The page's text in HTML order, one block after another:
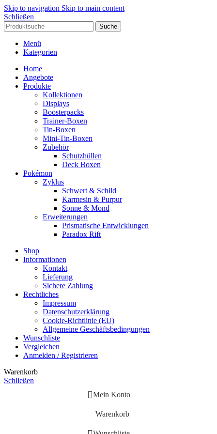
Skip to navigation Skip to main content
Schließen
Suche
Menü
Kategorien
Home
Angebote
Produkte
Kollektionen
Displays
Boosterpacks
Trainer-Boxen
Tin-Boxen
Mini-Tin-Boxen
Zubehör
Schutzhüllen
Deck Boxen
Pokémon
Zyklus
Schwert & Schild
Karmesin & Purpur
Sonne & Mond
Erweiterungen
Prismatische Entwicklungen
Paradox Rift
Shop
Informationen
Kontakt
Lieferung
Sichere Zahlung
Rechtliches
Impressum
Datenschutzerklärung
Cookie-Richtlinie (EU)
Allgemeine Geschäftsbedingungen
Wunschliste
Vergleichen
Anmelden / Registrieren
Warenkorb
Schließen
Mein Konto
Warenkorb